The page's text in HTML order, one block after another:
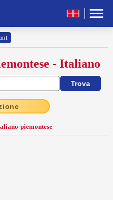
- Italiano
piemontese